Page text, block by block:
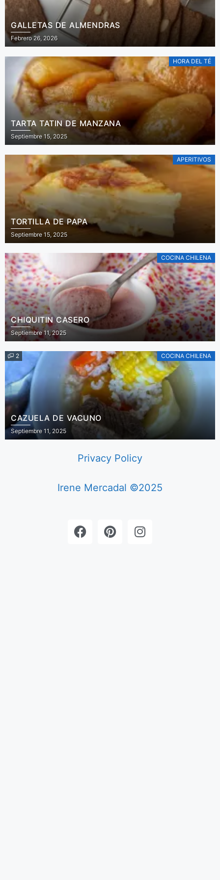
GALLETAS DE ALMENDRAS
Febrero 26, 2026
HORA DEL TÉ
TARTA TATIN DE MANZANA
Septiembre 15, 2025
APERITIVOS
TORTILLA DE PAPA
Septiembre 15, 2025
COCINA CHILENA
CHIQUITIN CASERO
Septiembre 11, 2025
2 COCINA CHILENA
CAZUELA DE VACUNO
Septiembre 11, 2025
Privacy Policy
Irene Mercadal ©2025